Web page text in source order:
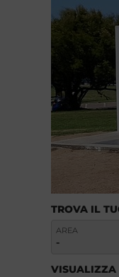
TROVA IL
AREA
-
VISUALIZZA